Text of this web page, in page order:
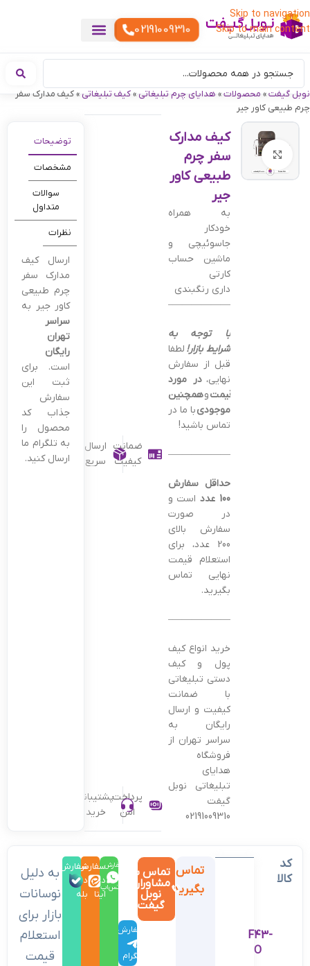
Skip to navigation
Skip to main content
02191009310
نوبل گیفت» محصولات» هدایای چرم تبلیغاتی »کیف تبلیغاتی »کیف مدارک سفر
چرم طبیعی کاور جیر
بزرگنمایی تصویر
کیف مدارک
سفر چرم
طبیعی کاور
جیر
به همراه
خودکار
جاسوئیچی و
ماشین حساب
کارتی
داری رنگبندی
——————————————–
با توجه به
شرایط بازار! لطفا
قبل از سفارش
نهایی،در مورد
قیمتوهمچنین
موجودیبا ما در
تماس باشید!
———————————————–
حداقل سفارش
100 عدد
است و
در صورت
سفارش بالای
200 عدد، برای
استعلام قیمت
نهایی تماس
بگیرید.
———————————————–
خرید انواع کیف
پول و کیف
دستی تبلیغاتی
با ضمانت
کیفیت و ارسال
رایگان به
سراسر تهران از
فروشگاه
هدایای
تبلیغاتی نوبل
گیفت
02191009310
ضمانت
کیفیت
ارسال
سریع
پرداخت
امن
پشتیبانی
خرید
توضیحات
مشخصات
سوالات
متداول
نظرات
ارسال کیف
مدارک سفر
چرم طبیعی
کاور جیر به
سراسر
تهران
رایگان
است. برای
ثبت این
سفارش
جذاب کد
محصول را
به تلگرام ما
ارسال کنید.
کد
کالا
F43-
O
تماس
بگیرید
تماس با
مشاوران
نوبل
گیفت
سفارش
در
تلگرام
سفارش
در
واتس‌اپ
سفارش
در
ایتا
سفارش
در
بله
به دلیل
نوسانات
بازار برای
استعلام
قیمت